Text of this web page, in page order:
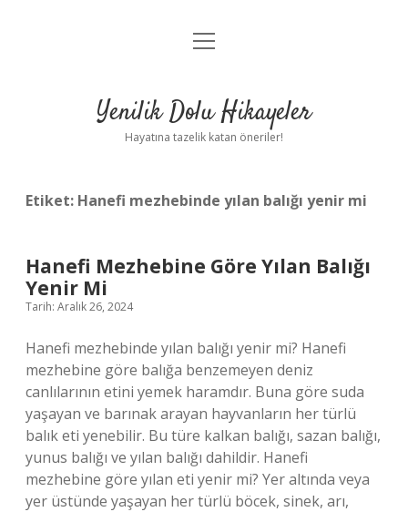
Anasayfa
Yasal Uyarı
menüyü
Yenilik Dolu Hikayeler
Hayatına tazelik katan öneriler!
Etiket: Hanefi mezhebinde yılan balığı yenir mi
Hanefi Mezhebine Göre Yılan Balığı
Yenir Mi
Tarih: Aralık 26, 2024
Hanefi mezhebinde yılan balığı yenir mi? Hanefi
mezhebine göre balığa benzemeyen deniz
canlılarının etini yemek haramdır. Buna göre suda
yaşayan ve barınak arayan hayvanların her türlü
balık eti yenebilir. Bu türe kalkan balığı, sazan balığı,
yunus balığı ve yılan balığı dahildir. Hanefi
mezhebine göre yılan eti yenir mi? Yer altında veya
yer üstünde yaşayan her türlü böcek, sinek, arı,